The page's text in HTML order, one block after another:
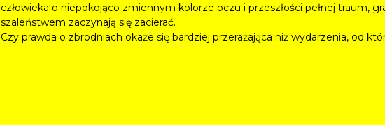
człowieka o niepokojąco zmiennym kolorze oczu i przeszłości pełnej traum,
szaleństwem zaczynają się zacierać.
Czy prawda o zbrodniach okaże się bardziej przerażająca niż wydarzenia, od